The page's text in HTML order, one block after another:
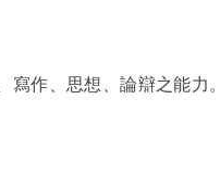
作、思想、論辯之能力。